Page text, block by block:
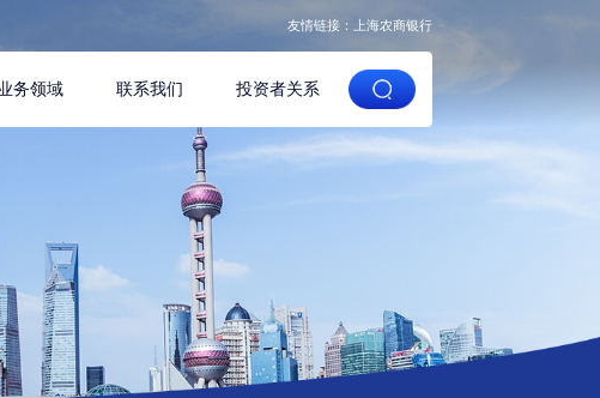
友情链接： 上海农商银行
务领域 联系我们 投资者关系